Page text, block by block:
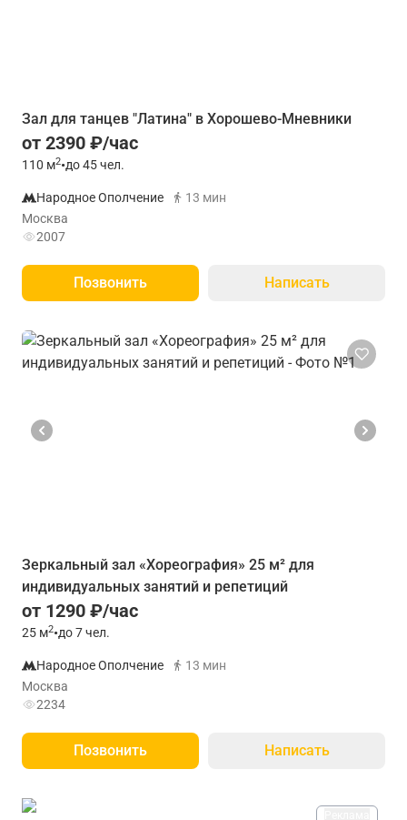
Зал для танцев "Латина" в Хорошево-Мневники
от 2390 ₽/час
110 м2•до 45 чел.
Народное Ополчение
13 мин
Москва
2007
Позвонить Написать
Зеркальный зал «Хореография» 25 м² для
индивидуальных занятий и репетиций
от 1290 ₽/час
25 м2•до 7 чел.
Народное Ополчение
13 мин
Москва
2234
Позвонить Написать